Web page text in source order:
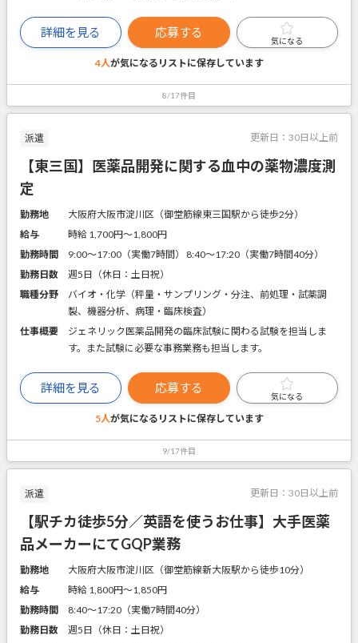
詳細を見る 応募する
気になる
4人が気になるリストに保存しています
8/17件目
派遣 更新日： 30日以上前
【東三国】医薬品開発に関する血中の薬物濃度測
定
勤務地
大阪府大阪市淀川区（御堂筋線東三国駅から徒歩2分）
給与
時給 1,700円〜1,800円
勤務時間
9:00～17:00（実働7時間） 8:40～17:20（実働7時間40分）
勤務日数
週5日（休日：土日祝）
職種分野
バイオ・化学（秤量・サンプリング・分注、前処理・試薬調
製、機器分析、病理・臨床検査）
仕事概要
ジェネリック医薬品開発の臨床試験に関わる試験を担当しま
す。また試験に必要な事務業務も担当します。
詳細を見る 応募する
気になる
5人が気になるリストに保存しています
9/17件目
派遣 更新日： 30日以上前
【駅チカ徒歩5分／英語を使うお仕事】大手医薬
品メーカーにてGQP業務
勤務地
大阪府大阪市淀川区（御堂筋線新大阪駅から徒歩10分）
給与
時給 1,800円〜1,850円
勤務時間
8:40～17:20（実働7時間40分）
勤務日数
週5日（休日：土日祝）